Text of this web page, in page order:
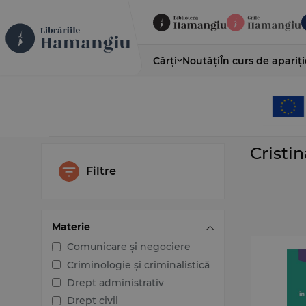
Cărți NoutățiÎn curs de
Filtre
Materie
Comunicare și negociere
Criminologie și criminalistică
Drept administrativ
Drept civil